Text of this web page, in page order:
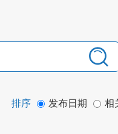
排序 发布日期 相